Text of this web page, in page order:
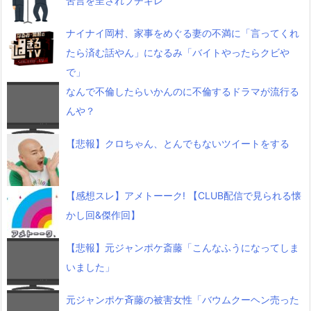
ナイナイ岡村、家事をめぐる妻の不満に「言ってくれ
たら済む話やん」になるみ「バイトやったらクビや
で」
なんで不倫したらいかんのに不倫するドラマが流行る
んや？
【悲報】クロちゃん、とんでもないツイートをする
【感想スレ】アメトーーク! 【CLUB配信で見られる懐
かし回&傑作回】
【悲報】元ジャンポケ斎藤「こんなふうになってしま
いました」
元ジャンポケ斉藤の被害女性「バウムクーヘン売った